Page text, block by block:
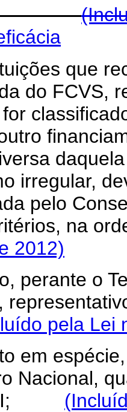
que
do FCVS,
irregular,
pelo
na
2012)
perante o
pela Lei
em
Nacional,
I;